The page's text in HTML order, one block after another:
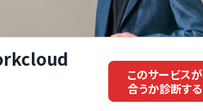
このサービスが
合うか診断する